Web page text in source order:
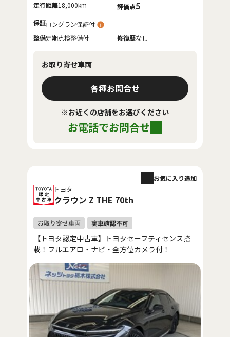
走行距離18,000km 評価点5
保証ロングラン保証付
整備定期点検整備付 修復歴なし
お取り寄せ車両
各種お問合せ
※お近くの店舗をお選びください
お電話でお問合せ
トヨタ
クラウン Z THE 70th
お気に入り追加
【トヨタ認定中古車】トヨタセーフティセンス搭
載！フルエアロ・ナビ・全方位カメラ付！